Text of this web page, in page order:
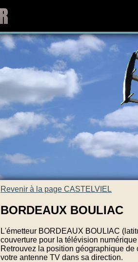
Revenir à la page CASTELVIEL
BORDEAUX BOULIAC
L'émetteur BORDEAUX BOULIAC
couverture pour la télévision
Retrouvez la position géographique
votre antenne TV dans sa direction.